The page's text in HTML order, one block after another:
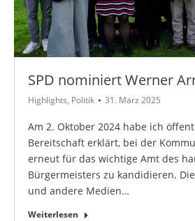
SPD nominiert Werner
Highlights, Politik 31. März 2025
Am 2. Oktober 2024 habe ich
Bereitschaft erklärt, bei der
erneut für das wichtige Amt des
Bürgermeisters zu kandidieren.
und andere Medien…
Weiterlesen